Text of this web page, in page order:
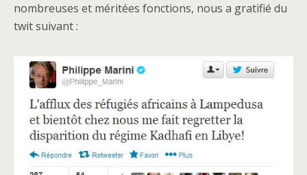
nombreuses et méritées fonctions, nous a gratifié du
twit suivant :